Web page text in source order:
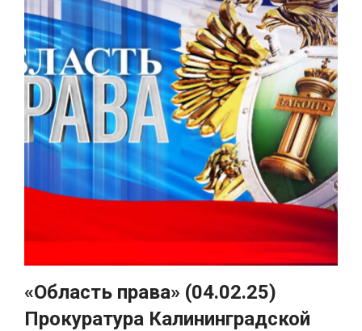
«Область права» (04.02.25)
Прокуратура Калининградской